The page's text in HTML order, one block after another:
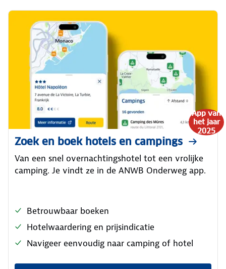
App van
het jaar
2025
Zoek en boek hotels en campings
Van een snel overnachtingshotel tot een vrolijke
camping. Je vindt ze in de ANWB Onderweg app.
Betrouwbaar boeken
Hotelwaardering en prijsindicatie
Navigeer eenvoudig naar camping of hotel